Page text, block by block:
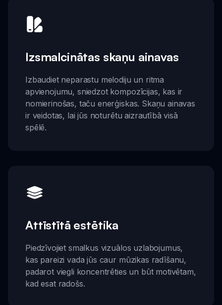
Izsmalcinātas skaņu ainavas
Izbaudiet neparastu melodiju un ritma
apvienojumu, sniedzot kompozīcijas, kas ir
nomierinošas, taču enerģiskas. Skaņu ainavas
ir veidotas, lai jūs noturētu aizrautībā visā
spēlē.
Attīstītā estētika
Piedzīvojiet smalkus vizuālos uzlabojumus,
kas pareizi vada jūs caur mūzikas radīšanu,
padarot viegli koncentrēties un būt motivētam,
kad esat radošs.